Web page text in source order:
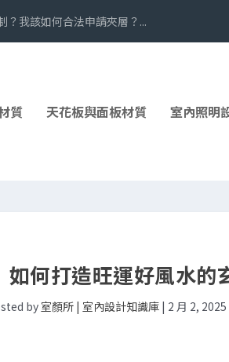
？我該如何合法申請夾層？...
質 天花板與面板材質 室內照明
如何打造旺運好風水的
by室顏所 | 室內設計知識庫 | 2 月 2, 2025